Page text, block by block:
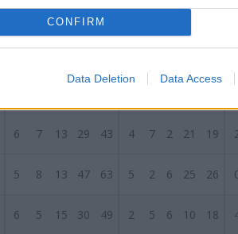
CONFIRM
Data Deletion Data Access
8 9 10 42 39 6 5 2 28 12
8 7 12 46 54 6 3 4 30 19
6 7 13 29 43 4 7 2 21 19
5 8 13 47 63 5 2 6 25 26
6 5 15 30 49 2 5 6 10 18